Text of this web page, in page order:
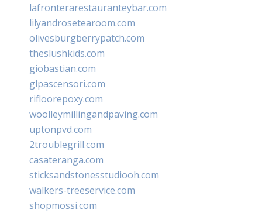
lafronterarestauranteybar.com
lilyandrosetearoom.com
olivesburgberrypatch.com
theslushkids.com
giobastian.com
glpascensori.com
rifloorepoxy.com
woolleymillingandpaving.com
uptonpvd.com
2troublegrill.com
casateranga.com
sticksandstonesstudiooh.com
walkers-treeservice.com
shopmossi.com